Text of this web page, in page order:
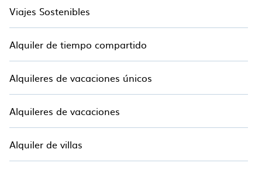
Viajes Sostenibles
Alquiler de tiempo compartido
Alquileres de vacaciones únicos
Alquileres de vacaciones
Alquiler de villas